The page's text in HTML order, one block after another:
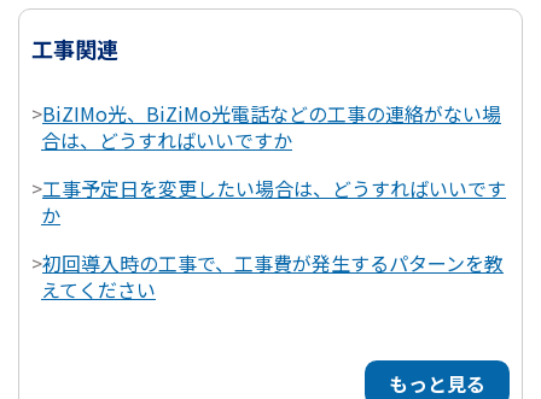
工事関連
>BiZIMo光、BiZiMo光電話などの工事の連絡がない場
合は、どうすればいいですか
>工事予定日を変更したい場合は、どうすればいいです
か
>初回導入時の工事で、工事費が発生するパターンを教
えてください
もっと見る